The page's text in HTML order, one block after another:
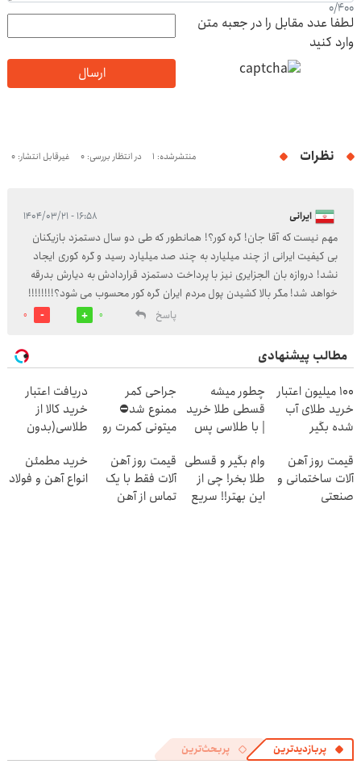
0/400
لطفا عدد مقابل را در جعبه متن
وارد کنید
ارسال
نظرات منتشرشده: 1 در انتظار بررسی: 0 غیرقابل انتشار: 0
ایرانی ۱۶:۵۸ - ۱۴۰۴/۰۳/۲۱
مهم نیست که آقا جان! گره کور؟! همانطور که طی دو سال دستمزد بازیکنان
بی کیفیت ایرانی از چند میلیارد به چند صد میلیارد رسید و گره کوری ایجاد
نشد! دروازه بان الجزایری نیز با پرداخت دستمزد قراردادش به دیارش بدرقه
خواهد شد! مگر بالا کشیدن پول مردم ایران گره کور محسوب می شود؟!!!!!!!!
پاسخ
0
0
مطالب پیشنهادی
100 میلیون اعتبار
خرید طلای آب
شده بگیر
چطور میشه
قسطی طلا خرید
| با طلاسی پس
جراحی کمر
ممنوع شد⛔
میتونی کمرت رو
کنی! 👈🏻
پرسش‌نامه
دریافت اعتبار
خرید کالا از
طلاسی(بدون
بهره)
قیمت روز آهن
آلات ساختمانی و
صنعتی
وام بگیر و قسطی
طلا بخر! چی از
این بهتر!! سریع
قیمت روز آهن
آلات فقط با یک
تماس از آهن
خرید مطمئن
انواع آهن و فولاد
پربازدیدترین پربحث‌ترین